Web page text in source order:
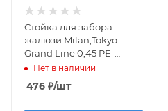
Стойка для забора
жалюзи Milan,Tokyo
Grand Line 0,45 PE-
Double RAL 7024
мокрый асфальт (2м)
Нет в наличии
476 ₽/шт